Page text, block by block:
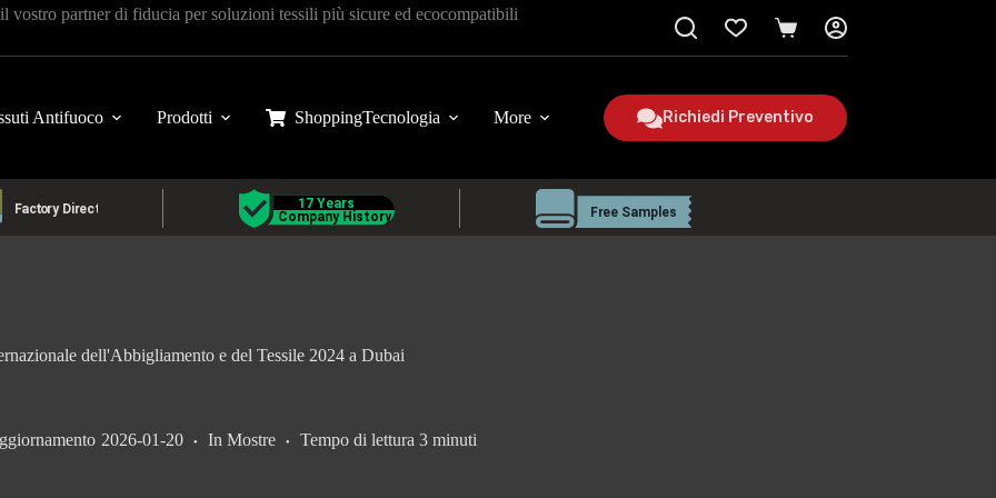
vostro partner di fiducia per soluzioni tessili più sicure ed ecocompatibili
Carrello
della
Antifuoco Prodotti ShoppingTecnologia More Richiedi Preventivo
dell'Abbigliamento e del Tessile 2024 a Dubai
2026-01-20 In Mostre Tempo di lettura 3 minuti